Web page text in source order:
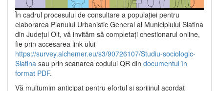
În cadrul procesului de consultare a populaţiei pentru
elaborarea Planului Urbanistic General al Municipiului Slatina
din Județul Olt, vă invităm să completați chestionarul online,
fie prin accesarea link-ului
https://survey.alchemer.eu/s3/90726107/Studiu-sociologic-
Slatina sau prin scanarea codului QR din documentul în
format PDF.
Vă mulţumim anticipat pentru efortul şi sprijinul acordat